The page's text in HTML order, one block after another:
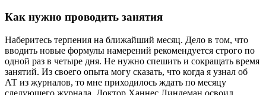
Как нужно проводить занятия
Наберитесь терпения на ближайший месяц. Дело в том, что
вводить новые формулы намерений рекомендуется строго по
одной раз в четыре дня. Не нужно спешить и сокращать время
занятий. Из своего опыта могу сказать, что когда я узнал об
АТ из журналов, то мне приходилось ждать по месяцу
следующего журнала. Доктор Ханнес Линдеман освоил